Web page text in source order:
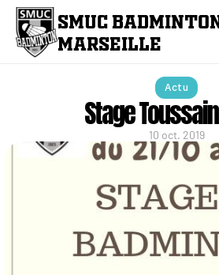
SMUC
MARSEILLE
Actu
Stage
10 oct. 2019